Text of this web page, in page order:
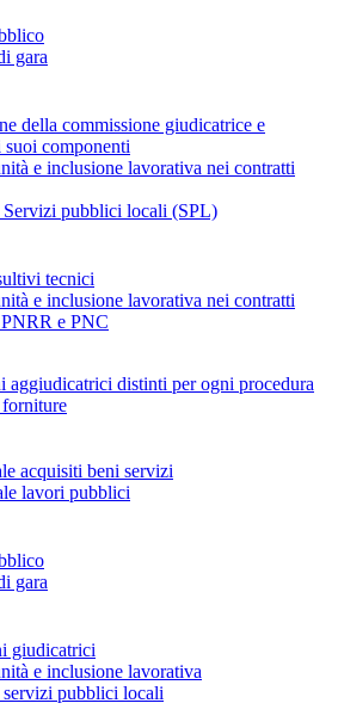
gara
della commissione giudicatrice e
componenti
e inclusione lavorativa nei contratti
pubblici locali (SPL)
tecnici
e inclusione lavorativa nei contratti
e PNC
aggiudicatrici distinti per ogni procedura
acquisiti beni servizi
lavori pubblici
gara
giudicatrici
e inclusione lavorativa
pubblici locali